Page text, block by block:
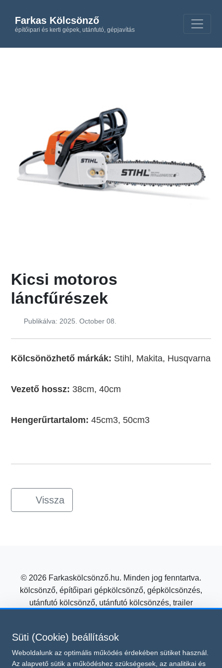
Farkas Kölcsönző
építőipari és kerti gépek, utánfutó, gépjavítás
Kicsi motoros
láncfűrészek
Publikálva: 2025. October 08.
Kölcsönözhető márkák: Stihl, Makita, Husqvarna
Vezető hossz: 38cm, 40cm
Hengerűrtartalom: 45cm3, 50cm3
Vissza
© 2026 Farkaskölcsönző.hu. Minden jog fenntartva.
kölcsönző, építőipari gépkölcsönző, gépkölcsönzés,
utánfutó kölcsönző, utánfutó kölcsönzés, trailer
Kölcsönzőtől!
Süti beállítások módosítása
Süti (Cookie) beállítások
Weboldalunk az optimális működés érdekében sütiket használ.
Az alapvető sütik a működéshez szükségesek, az analitikai és